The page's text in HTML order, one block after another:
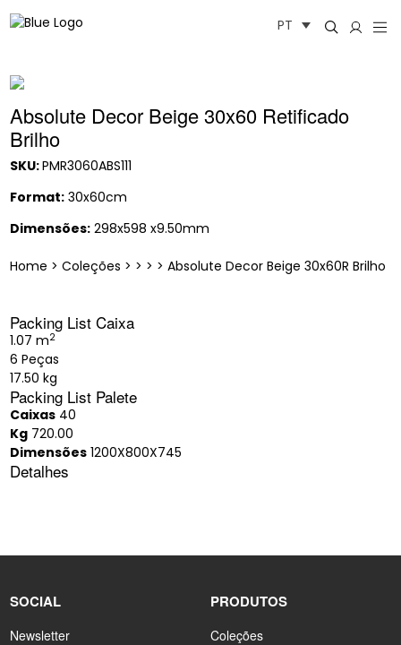
para
PT
Absolute Decor Beige 30x60 Retificado
Brilho
SKU:PMR3060ABS111
Format:30x60cm
Dimensões:298x598 x9.50mm
Home > Coleções > > > > Absolute Decor Beige 30x60R Brilho
Packing List Caixa
1.07 m2
6 Peças
17.50 kg
Packing List Palete
Caixas40
Kg720.00
Dimensões1200X800X745
Detalhes
SOCIAL
Newsletter
PRODUTOS
Coleções